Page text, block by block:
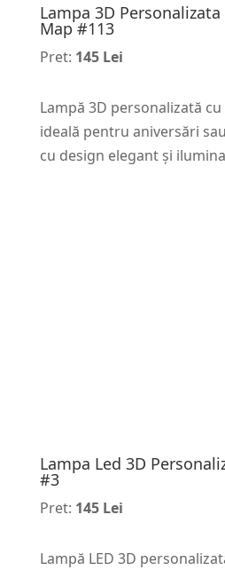
Lampa 3D Personalizata
Map #113
Pret: 145 Lei
Lampă 3D personalizată
ideală pentru aniversări
cu design elegant și
Lampa Led 3D
#3
Pret: 145 Lei
Lampă LED 3D